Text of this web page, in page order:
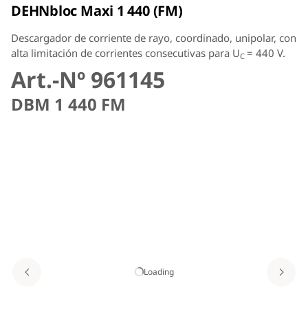
DEHNbloc Maxi 1 440 (FM)
Descargador de corriente de rayo, coordinado, unipolar, con
alta limitación de corrientes consecutivas para UC = 440 V.
Art.-Nº 961145
DBM 1 440 FM
Loading